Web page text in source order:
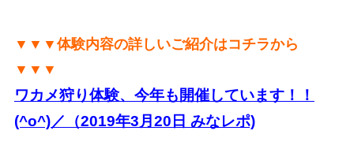
▼▼▼体験内容の詳しいご紹介はコチラから
▼▼▼
ワカメ狩り体験、今年も開催しています！！
(^o^)／（2019年3月20日 みなレポ)